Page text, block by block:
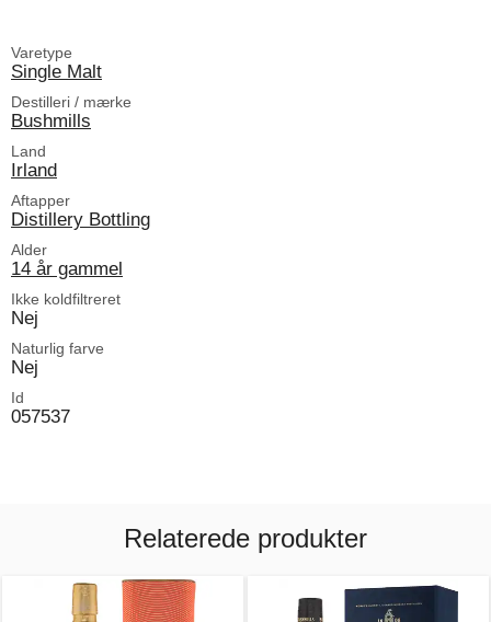
Varetype
Single Malt
Destilleri / mærke
Bushmills
Land
Irland
Aftapper
Distillery Bottling
Alder
14 år gammel
Ikke koldfiltreret
Nej
Naturlig farve
Nej
Id
057537
Relaterede produkter